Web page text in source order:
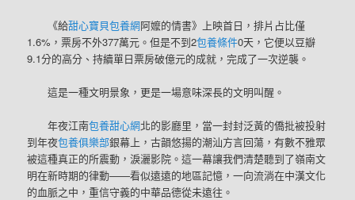
《給甜心寶貝包養網阿嬤的情書》上映首日，排片占比僅
1.6%，票房不外377萬元。但是不到2包養條件0天，它便以豆瓣
9.1分的高分、持續單日票房破億元的成就，完成了一次逆襲。
這是一種文明景象，更是一場意味深長的文明叫醒。
年夜江南包養甜心網北的影廳里，當一封封泛黃的僑批被投射
到年夜包養俱樂部銀幕上，古韻悠揚的潮汕方言回蕩，有數不雅眾
被這種真正的所震動，淚灑影院。這一幕讓我們清楚聽到了嶺南文
明在新時期的律動——看似遠遠的地區記憶，一向流淌在中漢文化
的血脈之中，重信守義的中華品德從未遠往。